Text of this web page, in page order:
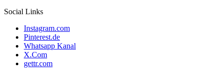
Social Links
Instagram.com
Pinterest.de
Whatsapp Kanal
X.Com
gettr.com